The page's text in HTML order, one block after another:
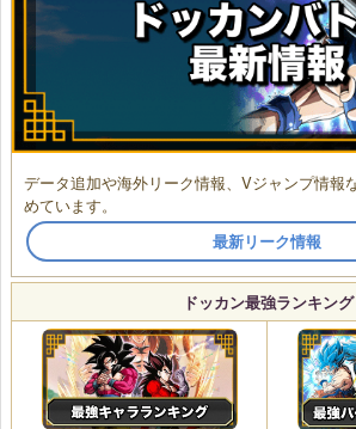
データ追加や海外リーク情報、Vジャンプ情報
めています。
最新リーク情報
ドッカン最強ランキング